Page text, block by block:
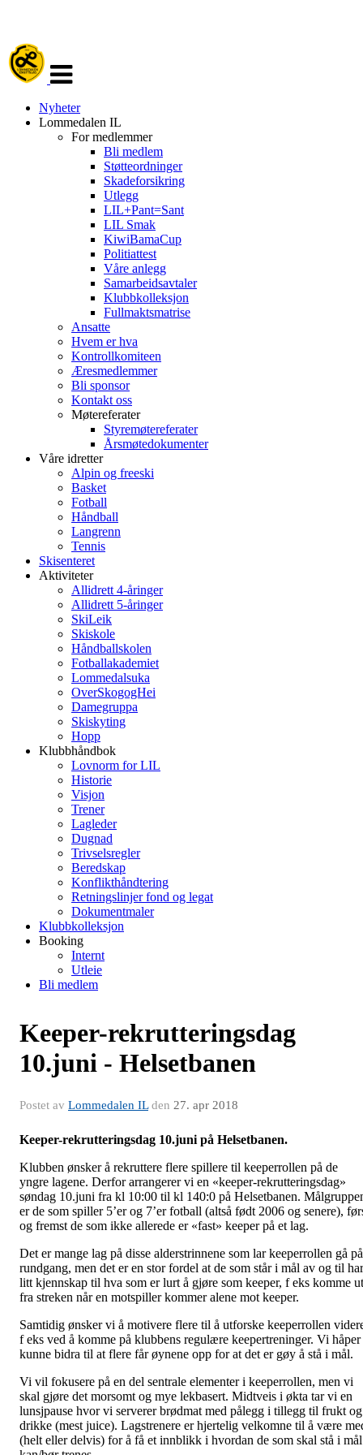
navigasjon
Nyheter
Lommedalen IL
For medlemmer
Bli medlem
Støtteordninger
Skadeforsikring
Utlegg
LIL+Pant=Sant
LIL Smak
KiwiBamaCup
Politiattest
Våre anlegg
Samarbeidsavtaler
Klubbkolleksjon
Fullmaktsmatrise
Ansatte
Hvem er hva
Kontrollkomiteen
Æresmedlemmer
Bli sponsor
Kontakt oss
Møtereferater
Styremøtereferater
Årsmøtedokumenter
Våre idretter
Alpin og freeski
Basket
Fotball
Håndball
Langrenn
Tennis
Skisenteret
Aktiviteter
Allidrett 4-åringer
Allidrett 5-åringer
SkiLeik
Skiskole
Håndballskolen
Fotballakademiet
Lommedalsuka
OverSkogogHei
Damegruppa
Skiskyting
Hopp
Klubbhåndbok
Lovnorm for LIL
Historie
Visjon
Trener
Lagleder
Dugnad
Trivselsregler
Beredskap
Konflikthåndtering
Retningslinjer fond og legat
Dokumentmaler
Klubbkolleksjon
Booking
Internt
Utleie
Bli medlem
Keeper-rekrutteringsdag
10.juni - Helsetbanen
Postet av Lommedalen ILden 27. apr 2018
Keeper-rekrutteringsdag 10.juni på Helsetbanen.
Klubben ønsker å rekruttere flere spillere til keeperrollen på de
yngre lagene. Derfor arrangerer vi en «keeper-rekrutteringsdag»
søndag 10.juni fra kl 10:00 til kl 140:0 på Helsetbanen.
er de som spiller 5’er og 7’er fotball (altså født 2006 og senere),
og fremst de som ikke allerede er «fast» keeper på et lag.
Det er mange lag på disse alderstrinnene som lar keeperrollen gå på
rundgang, men det er en stor fordel at de som står i mål av og til har
litt kjennskap til hva som er lurt å gjøre som keeper, f eks komme ut
fra streken når en motspiller kommer alene mot keeper.
Samtidig ønsker vi å motivere flere til å utforske keeperrollen
f eks ved å komme på klubbens regulære keepertreninger. Vi håper
kunne bidra til at flere får øynene opp for at det er gøy å stå i mål.
Vi vil fokusere på en del sentrale elementer i keeperrollen, men vi
skal gjøre det morsomt og mye lekbasert. Midtveis i økta tar vi en
lunsjpause hvor vi serverer brødmat med pålegg i tillegg til frukt og
drikke (mest juice). Lagstrenere er hjertelig velkomne til å være
(helt eller delvis) for å få et innblikk i hvordan de som skal stå i mål